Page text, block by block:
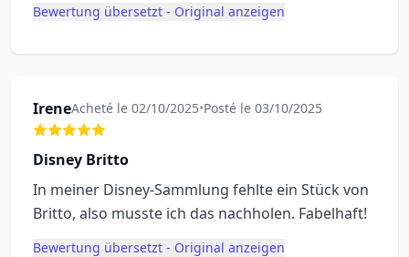
Bewertung übersetzt - Original anzeigen
IreneAcheté le 02/10/2025•Posté le 03/10/2025
Disney Britto
In meiner Disney-Sammlung fehlte ein Stück von
Britto, also musste ich das nachholen. Fabelhaft!
Bewertung übersetzt - Original anzeigen